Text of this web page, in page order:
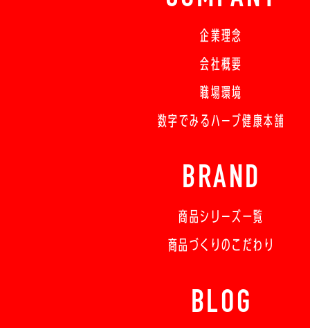
企業理念
会社概要
職場環境
数字でみるハーブ健康本舗
BRAND
商品シリーズ一覧
商品づくりのこだわり
BLOG